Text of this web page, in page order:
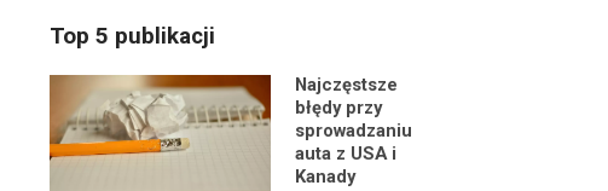
Top 5 publikacji
Najczęstsze
błędy przy
sprowadzaniu
auta z USA i
Kanady